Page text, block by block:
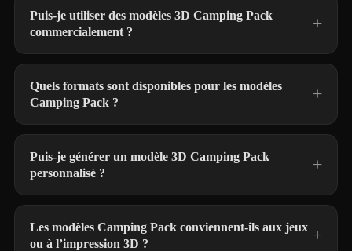
Puis-je utiliser des modèles 3D Camping Pack
commercialement ?
Quels formats sont disponibles pour les modèles
Camping Pack ?
Puis-je générer un modèle 3D Camping Pack
personnalisé ?
Les modèles Camping Pack conviennent-ils aux jeux
ou à l’impression 3D ?